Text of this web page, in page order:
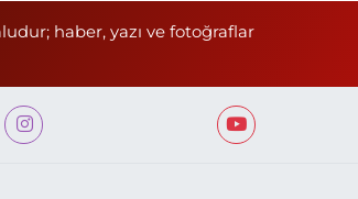
haber, yazı ve fotoğraflar